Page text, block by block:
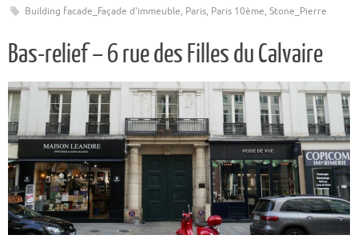
Building facade_Façade d'immeuble, Paris, Paris 10ème, Stone_Pierre
Bas-relief – 6 rue des Filles du Calvaire